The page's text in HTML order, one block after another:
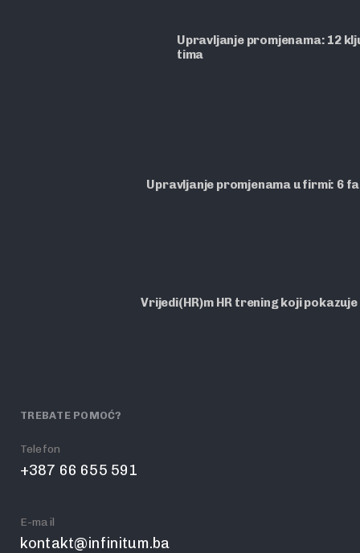
Upravljanje promjenama: 12
tima
Upravljanje promjenama u firmi: 6
Vrijedi(HR)m HR trening koji
TREBATE POMOĆ?
Telefon
+387 66 655 591
E-mail
kontakt@infinitum.ba